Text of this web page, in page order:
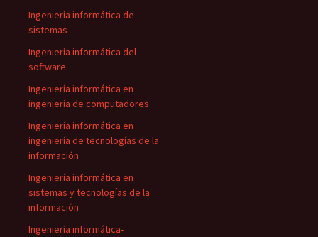
Ingeniería informática de
sistemas
Ingeniería informática del
software
Ingeniería informática en
ingeniería de computadores
Ingeniería informática en
ingeniería de tecnologías de la
información
Ingeniería informática en
sistemas y tecnologías de la
información
Ingeniería informática-